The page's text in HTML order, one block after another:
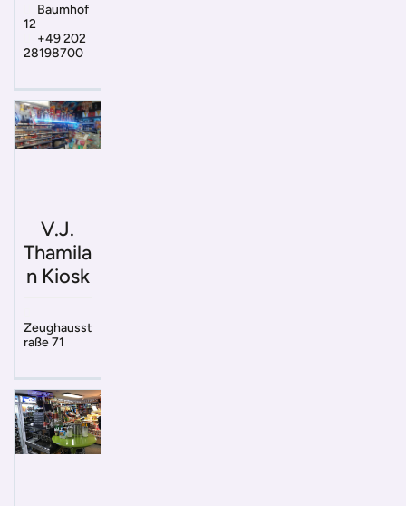
Baumhof
12
+49 202
28198700
V.J.
Thamila
n Kiosk
Zeughausst
raße 71